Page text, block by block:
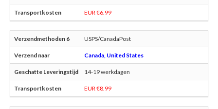
EUR €6.99
USPS/CanadaPost
Canada, United States
14-19 werkdagen
EUR €8.99